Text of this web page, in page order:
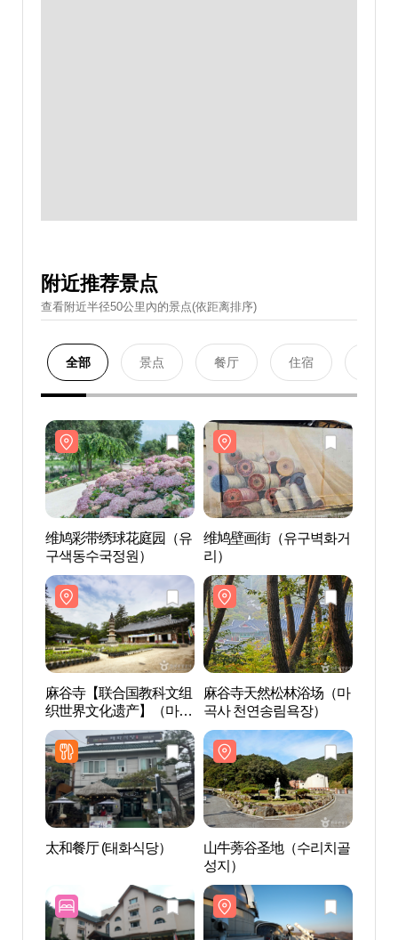
附近推荐景点
查看附近半径50公里內的景点(依距离排序)
全部 景点 餐厅 住宿
维鸠彩带绣球花庭园（유
구색동수국정원）
维鸠壁画街（유구벽화거
리）
麻谷寺【联合国教科文组
织世界文化遗产】（마곡
사[유네스코세계문화유
산]）
麻谷寺天然松林浴场（마
곡사 천연송림욕장）
太和餐厅 (태화식당）
山牛蒡谷圣地（수리치골
성지）